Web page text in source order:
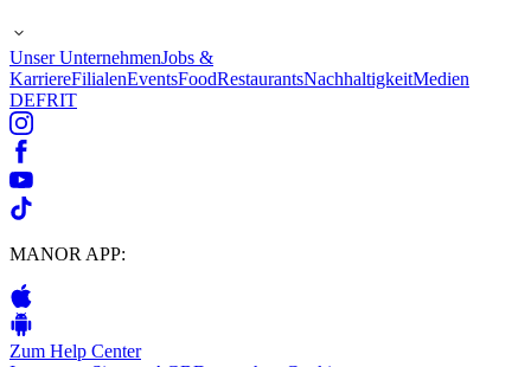
Unser UnternehmenJobs &
KarriereFilialenEventsFoodRestaurantsNachhaltigkeitMedien
DEFRIT
MANOR APP:
Zum Help Center